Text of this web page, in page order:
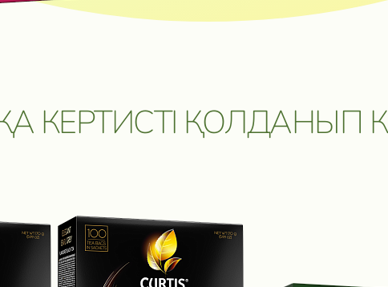
КЕРТИСТІ ҚОЛДАНЫП
по 15 мая 2026. Подробнее: click.ru/3EJHAe